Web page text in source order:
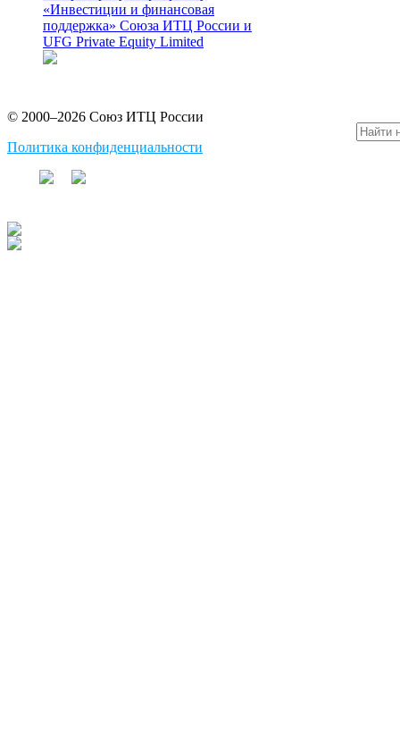
«Инвестиции и финансовая
поддержка» Союза ИТЦ России и
UFG Private Equity Limited
© 2000–2026 Союз ИТЦ России
Политика конфиденциальности